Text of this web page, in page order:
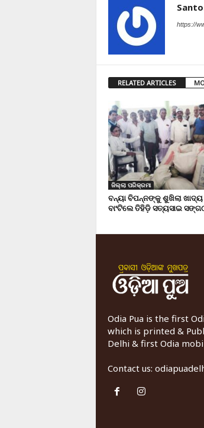
https://
RELATED ARTICLES
ଜିଲ୍ଲା ପରିକ୍ରମା
ବନ୍ୟା ବିପନ୍ନଙ୍କୁ ଶୁଖିଲା ଖାଦ୍ୟ
ବାଂଟିଲେ ତିହିଡି଼ ସତ୍ୟସାଇ
Odia Pua is the first
which is printed &
Delhi & first Odia
Contact us: